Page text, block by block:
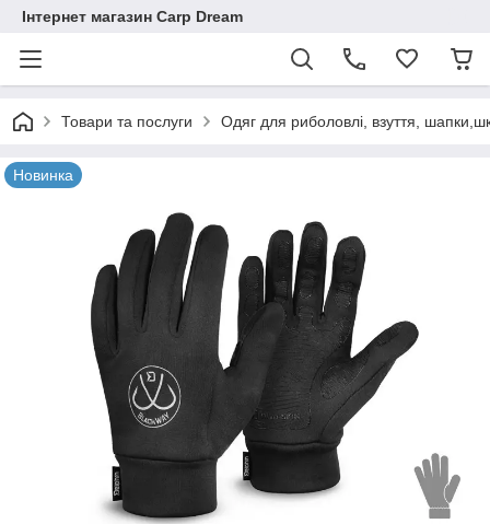
Інтернет магазин Carp Dream
Товари та послуги Одяг для риболовлі, взуття,
Новинка